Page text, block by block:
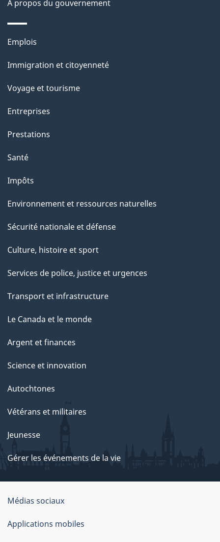
a
À propos du gouvernement
Thèmes
sujets
Emplois
Immigration et citoyenneté
Voyage et tourisme
Entreprises
Prestations
Santé
Impôts
Environnement et ressources naturelles
Sécurité nationale et défense
Culture, histoire et sport
Services de police, justice et urgences
Transport et infrastructure
Le Canada et le monde
Argent et finances
Science et innovation
Autochtones
Vétérans et militaires
Jeunesse
Gérer les événements de la vie
Organisation
du
gouvernement
Médias sociaux
Applications mobiles